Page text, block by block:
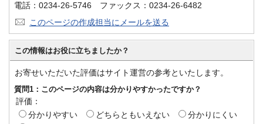
電話：0234-26-5746 ファックス：0234-26-6482
このページの作成担当にメールを送る
この情報はお役に立ちましたか？
お寄せいただいた評価はサイト運営の参考といたします。
質問1：このページの内容は分かりやすかったですか？
評価：
分かりやすい
どちらともいえない
分かりにくい